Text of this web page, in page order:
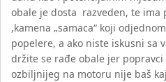
obale je dosta razveden, te ima
,kamena „samaca“ koji
popelere, a ako niste iskusni sa
držite se rađe obale jer
ozbiljnijeg na motoru nije baš